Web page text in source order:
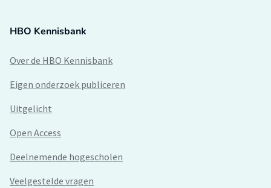
HBO Kennisbank
Over de HBO Kennisbank
Eigen onderzoek publiceren
Uitgelicht
Open Access
Deelnemende hogescholen
Veelgestelde vragen